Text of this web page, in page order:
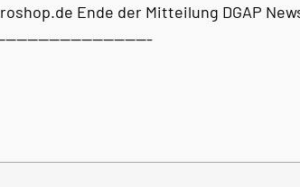
Ende der Mitteilung DGAP